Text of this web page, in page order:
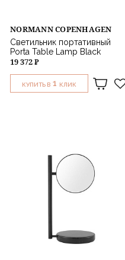
NORMANN COPENHAGEN
Светильник портативный
Porta Table Lamp Black
19 372 ₽
КУПИТЬ В 1 КЛИК